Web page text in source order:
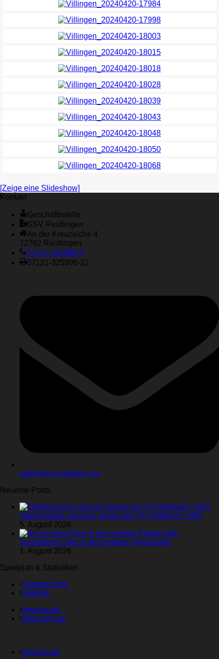
[Zeige eine Slideshow]
Kontakt
Geschäftsstelle
SSV Reutlingen
An der Kreuzeiche 4
72762 Reutlingen
07121-325996-0
07121-325996-22
info@ssv-reutlingen.de
Neueste Posts
Oberligastart zuhause gegen den FC Nöttingen 1957
5. August 2026
Souveräner Sieg in der zweiten Pokalrunde
1. August 2026
Spielplan & Statistiken
Spielberichte
Statistik
Impressum
Datenschutz
Impressum